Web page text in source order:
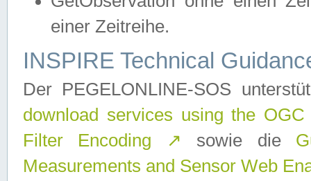
einer Zeitreihe.
INSPIRE Technical
Der PEGELONLINE-SOS
download services using the
Filter Encoding
↗ sowie die
Measurements and Sensor Web